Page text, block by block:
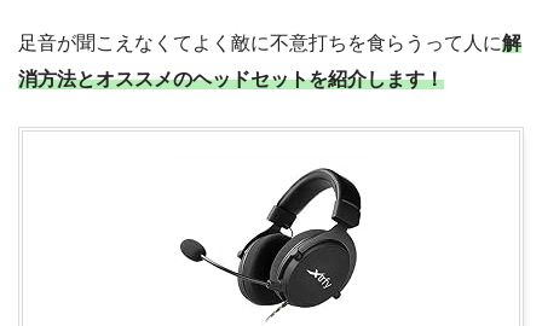
足音が聞こえなくてよく敵に不意打ちを食らうって人に解
消方法とオススメのヘッドセットを紹介します！